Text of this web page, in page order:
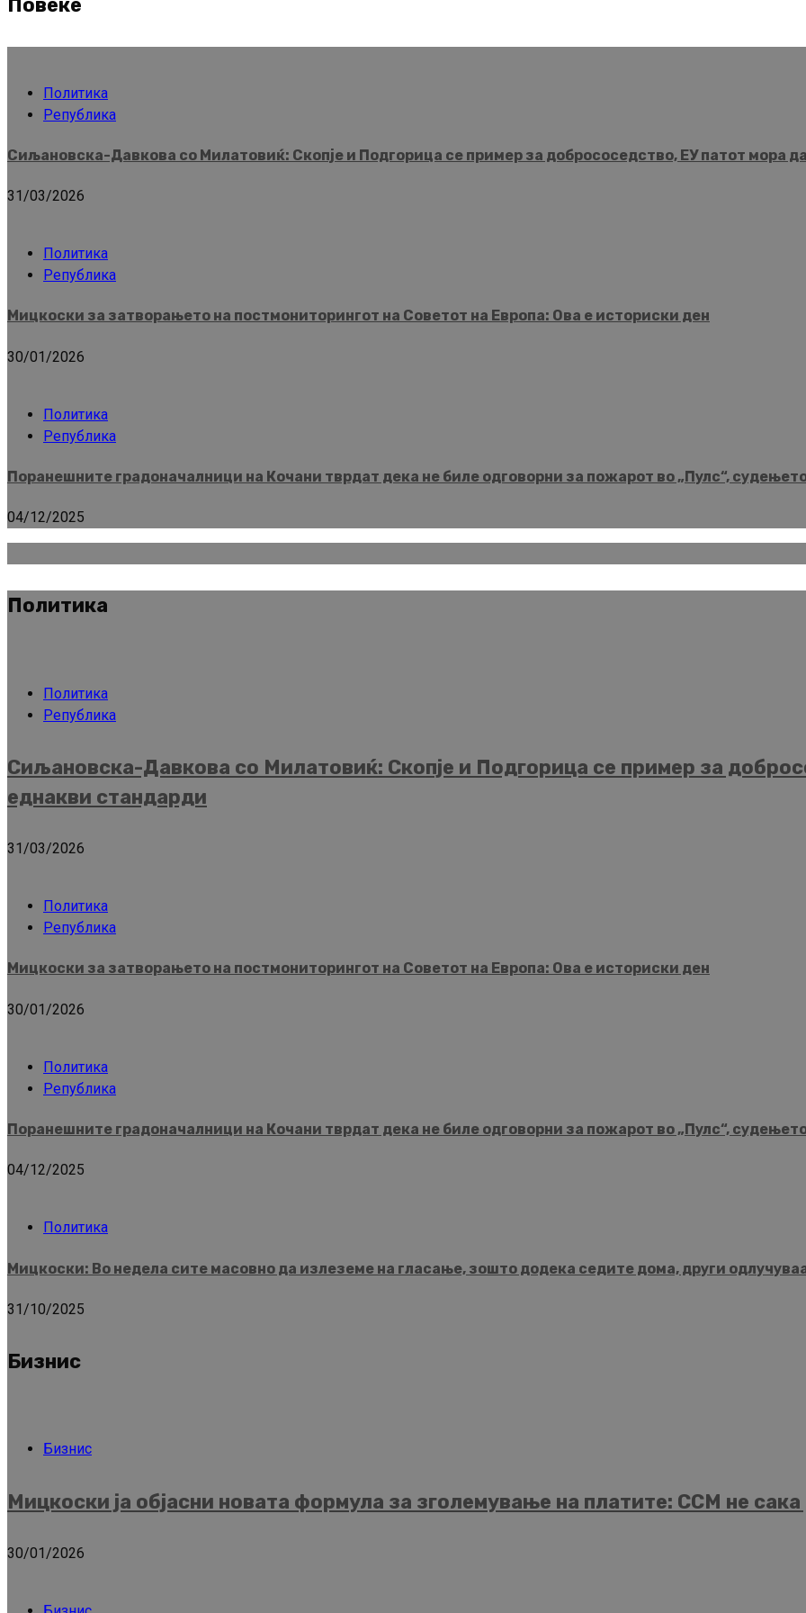
Повеќе
Политика
Република
Сиљановска-Давкова со Милатовиќ: Скопје и Подгорица се пример за добрососедство, ЕУ патот мора
31/03/2026
Политика
Република
Мицкоски за затворањето на постмониторингот на Советот на Европа: Ова е историски ден
30/01/2026
Политика
Република
Поранешните градоначалници на Кочани тврдат дека не биле одговорни за пожарот во „Пулс“,
04/12/2025
Политика
Политика
Република
Сиљановска-Давкова со Милатовиќ: Скопје и Подгорица се пример за
еднакви стандарди
31/03/2026
Политика
Република
Мицкоски за затворањето на постмониторингот на Советот на Европа: Ова е историски ден
30/01/2026
Политика
Република
Поранешните градоначалници на Кочани тврдат дека не биле одговорни за пожарот во „Пулс“,
04/12/2025
Политика
Мицкоски: Во недела сите масовно да излеземе на гласање, зошто додека седите дома, други
31/10/2025
Бизнис
Бизнис
Мицкоски ја објасни новата формула за зголемување на платите: ССМ не
30/01/2026